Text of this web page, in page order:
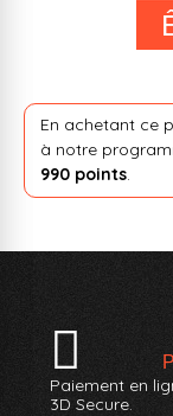
En achetant ce
à notre
990 points.
Paiement en
3D Secure.